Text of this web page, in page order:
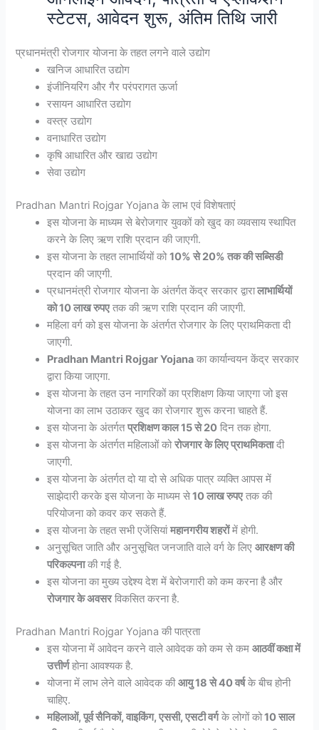
स्टेटस, आवेदन शुरू, अंतिम तिथि जारी
प्रधानमंत्री रोजगार योजना के तहत लगने वाले उद्योग
खनिज आधारित उद्योग
इंजीनियरिंग और गैर परंपरागत ऊर्जा
रसायन आधारित उद्योग
वस्त्र उद्योग
वनाधारित उद्योग
कृषि आधारित और खाद्य उद्योग
सेवा उद्योग
Pradhan Mantri Rojgar Yojana के लाभ एवं विशेषताएं
इस योजना के माध्यम से बेरोजगार युवकों को खुद का व्यवसाय स्थापित
करने के लिए ऋण राशि प्रदान की जाएगी.
इस योजना के तहत लाभार्थियों को10% से 20% तक की सब्सिडी
प्रदान की जाएगी.
प्रधानमंत्री रोजगार योजना के अंतर्गत केंद्र सरकार द्वारालाभार्थियों
को 10 लाख रुपएतक की ऋण राशि प्रदान की जाएगी.
महिला वर्ग को इस योजना के अंतर्गत रोजगार के लिए प्राथमिकता दी
जाएगी.
Pradhan Mantri Rojgar Yojana का कार्यान्वयन केंद्र सरकार
द्वारा किया जाएगा.
इस योजना के तहत उन नागरिकों का प्रशिक्षण किया जाएगा जो इस
योजना का लाभ उठाकर खुद का रोजगार शुरू करना चाहते हैं.
इस योजना के अंतर्गतप्रशिक्षण काल 15 से 20 दिन तक होगा.
इस योजना के अंतर्गत महिलाओं कोरोजगार के लिए प्राथमिकतादी
जाएगी.
इस योजना के अंतर्गत दो या दो से अधिक पात्र व्यक्ति आपस में
साझेदारी करके इस योजना के माध्यम से10 लाख रुपएतक की
परियोजना को कवर कर सकते हैं.
इस योजना के तहत सभी एजेंसियांमहानगरीय शहरोंमें होगी.
अनुसूचित जाति और अनुसूचित जनजाति वाले वर्ग के लिएआरक्षण की
परिकल्पनाकी गई है.
इस योजना का मुख्य उद्देश्य देश में बेरोजगारी को कम करना है और
रोजगार के अवसरविकसित करना है.
Pradhan Mantri Rojgar Yojana की पात्रता
इस योजना में आवेदन करने वाले आवेदक को कम से कमआठवीं कक्षा में
उत्तीर्णहोना आवश्यक है.
योजना में लाभ लेने वाले आवेदक कीआयु 18 से 40 वर्षके बीच होनी
चाहिए.
महिलाओं, पूर्व सैनिकों, वाइकिंग, एससी, एसटी वर्गके लोगों को10 साल